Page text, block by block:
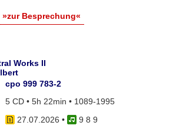
»zur Besprechung«
Works II
cpo 999 783-2
5 CD • 5h 22min • 1089-1995
27.07.2026 •
9 8 9